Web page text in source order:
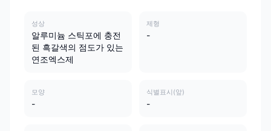
성상
알루미늄 스틱포에 충전
된 흑갈색의 점도가 있는
연조엑스제
제형
-
모양
-
식별표시(앞)
-